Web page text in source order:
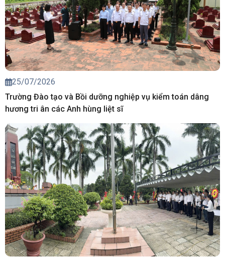
25/07/2026
Trường Đào tạo và Bồi dưỡng nghiệp vụ kiểm toán dâng
hương tri ân các Anh hùng liệt sĩ